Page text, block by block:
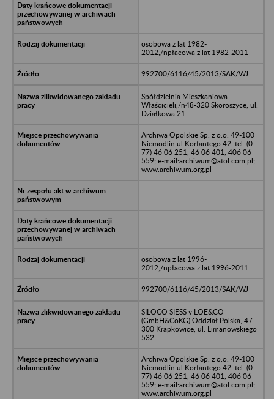
osobowa z lat 1982-
2012,/npłacowa z lat 1982-2011
992700/6116/45/2013/SAK/WJ
Spółdzielnia Mieszkaniowa
Właścicieli,/n48-320 Skoroszyce, ul.
Działkowa 21
Archiwa Opolskie Sp. z o.o. 49-100
Niemodlin ul.Korfantego 42, tel. (0-
77) 46 06 251, 46 06 401, 406 06
559; e-mail:archiwum@atol.com.pl;
www.archiwum.org.pl
osobowa z lat 1996-
2012,/npłacowa z lat 1996-2011
992700/6116/45/2013/SAK/WJ
SILOCO SIESS v LOE&CO
(GmbH&CoKG) Oddział Polska, 47-
300 Krapkowice, ul. Limanowskiego
532
Archiwa Opolskie Sp. z o.o. 49-100
Niemodlin ul.Korfantego 42, tel. (0-
77) 46 06 251, 46 06 401, 406 06
559; e-mail:archiwum@atol.com.pl;
www.archiwum.org.pl